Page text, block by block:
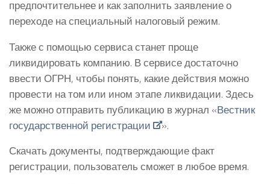
предпочтительнее и как заполнить заявление о
переходе на специальный налоговый режим.
Также с помощью сервиса станет проще
ликвидировать компанию. В сервисе достаточно
ввести ОГРН, чтобы понять, какие действия можно
провести на том или ином этапе ликвидации. Здесь
же можно отправить публикацию в журнал «Вестник
государственной регистрации
».
Скачать документы, подтверждающие факт
регистрации, пользователь сможет в любое время.